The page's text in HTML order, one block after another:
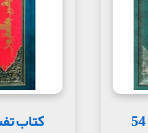
کتاب